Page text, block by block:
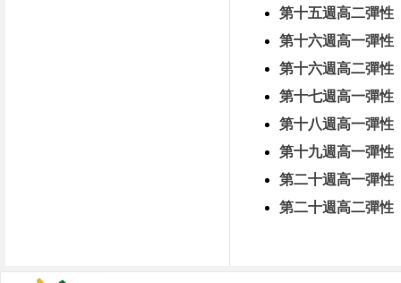
第十五週高二彈性
第十六週高一彈性
第十六週高二彈性
第十七週高一彈性
第十八週高一彈性
第十九週高一彈性
第二十週高一彈性
第二十週高二彈性